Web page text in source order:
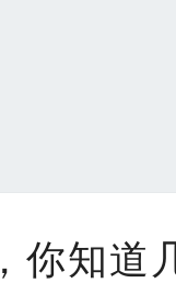
你知道